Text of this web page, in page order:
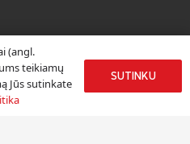
(angl.
teikiamų
Jūs sutinkate
SUTINKU